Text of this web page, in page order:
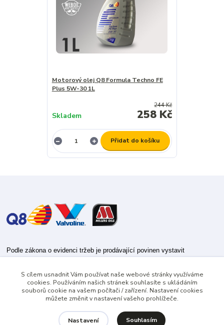
Motorový olej Q8 Formula Techno FE
Plus 5W-30 1L
244 Kč
258 Kč
Skladem
Přidat do košíku
Podle zákona o evidenci tržeb je prodávající povinen vystavit
Zároveň je povinen zaevidovat přijatou tržbu u správce daně online; v
případě technického výpadku pak nejpozději do 48 hodin.
S cílem usnadnit Vám používat naše webové stránky využíváme
cookies. Používáním našich stránek souhlasíte s ukládáním
souborů cookie na vašem počítači / zařízení. Nastavení cookies
můžete změnit v nastavení vašeho prohlížeče.
Nastavení Souhlasím